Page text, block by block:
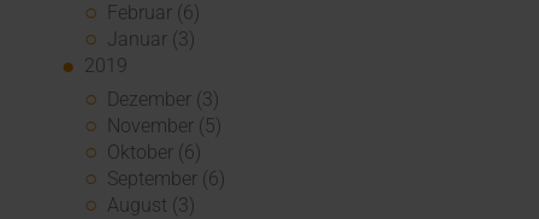
Februar (6)
Januar (3)
2019
Dezember (3)
November (5)
Oktober (6)
September (6)
August (3)